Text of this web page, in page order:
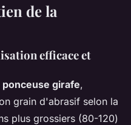
de la
efficace et
ponceuse girafe,
grain d'abrasif selon la
plus grossiers (80-120)